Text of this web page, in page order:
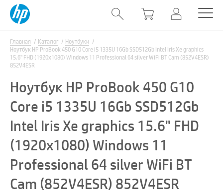
Главная Каталог
Ноутбуки
Ноутбук HP ProBook 450 G10 Core i5 1335U 16Gb SSD512Gb Intel Iris Xe graphics
15.6" FHD (1920x1080) Windows 11 Professional 64 silver WiFi BT Cam (852V4ESR)
852V4ESR
Ноутбук HP ProBook 450 G10
Core i5 1335U 16Gb SSD512Gb
Intel Iris Xe graphics 15.6" FHD
(1920x1080) Windows 11
Professional 64 silver WiFi BT
Cam (852V4ESR) 852V4ESR